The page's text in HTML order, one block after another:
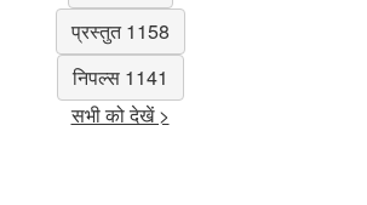
प्रस्तुत 1158
निपल्स 1141
सभी को देखें >